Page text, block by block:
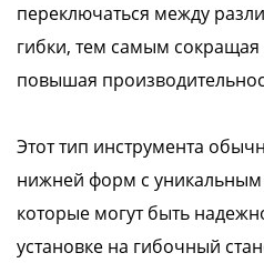
переключаться между
гибки, тем самым
повышая
Этот тип инструмента
нижней форм с
которые могут быть
установке на гибочный